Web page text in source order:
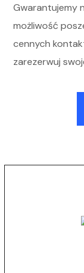
Gwarantujemy
możliwość
cennych
zarezerwuj